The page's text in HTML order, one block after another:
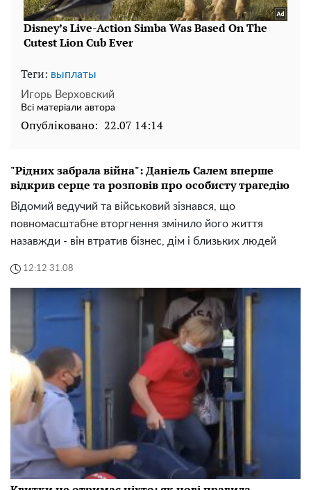
Теги: выплаты
Игорь Верховский
Всі матеріали автора
Опубліковано: 22.07 14:14
"Рідних забрала війна": Даніель Салем вперше
відкрив серце та розповів про особисту трагедію
Відомий ведучий та військовий зізнався, що
повномасштабне вторгнення змінило його життя
назавжди - він втратив бізнес, дім і близьких людей
12:12 31.08